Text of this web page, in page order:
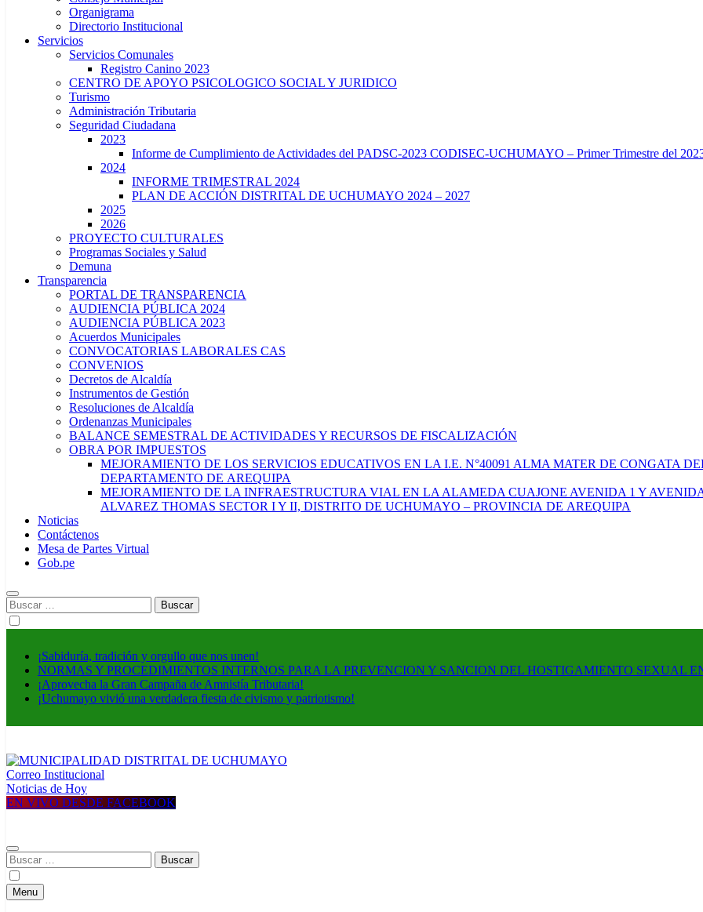
Organigrama
Directorio Institucional
Servicios
Servicios Comunales
Registro Canino 2023
CENTRO DE APOYO PSICOLOGICO SOCIAL Y JURIDICO
Turismo
Administración Tributaria
Seguridad Ciudadana
2023
Informe de Cumplimiento de Actividades del PADSC-2023 CODISEC-UCHUMAYO – Primer Trimestre del
2024
INFORME TRIMESTRAL 2024
PLAN DE ACCIÓN DISTRITAL DE UCHUMAYO 2024 – 2027
2025
2026
PROYECTO CULTURALES
Programas Sociales y Salud
Demuna
Transparencia
PORTAL DE TRANSPARENCIA
AUDIENCIA PÚBLICA 2024
AUDIENCIA PÚBLICA 2023
Acuerdos Municipales
CONVOCATORIAS LABORALES CAS
CONVENIOS
Decretos de Alcaldía
Instrumentos de Gestión
Resoluciones de Alcaldía
Ordenanzas Municipales
BALANCE SEMESTRAL DE ACTIVIDADES Y RECURSOS DE FISCALIZACIÓN
OBRA POR IMPUESTOS
MEJORAMIENTO DE LOS SERVICIOS EDUCATIVOS EN LA I.E. N°40091 ALMA MATER DE CONGATA
DEPARTAMENTO DE AREQUIPA
MEJORAMIENTO DE LA INFRAESTRUCTURA VIAL EN LA ALAMEDA CUAJONE AVENIDA 1 Y
ALVAREZ THOMAS SECTOR I Y II, DISTRITO DE UCHUMAYO – PROVINCIA DE AREQUIPA
Noticias
Contáctenos
Mesa de Partes Virtual
Gob.pe
Buscar:
¡Sabiduría, tradición y orgullo que nos unen!
NORMAS Y PROCEDIMIENTOS INTERNOS PARA LA PREVENCION Y SANCION DEL HOSTIGAMIENTO SEXUAL
¡Aprovecha la Gran Campaña de Amnistía Tributaria!
¡Uchumayo vivió una verdadera fiesta de civismo y patriotismo!
MUNICIPALIDAD DISTRITAL DE UCHUMAYO
Construyendo una nueva Historia
Correo Institucional
Noticias de Hoy
EN VIVO DESDE FACEBOOK
Buscar:
Menu